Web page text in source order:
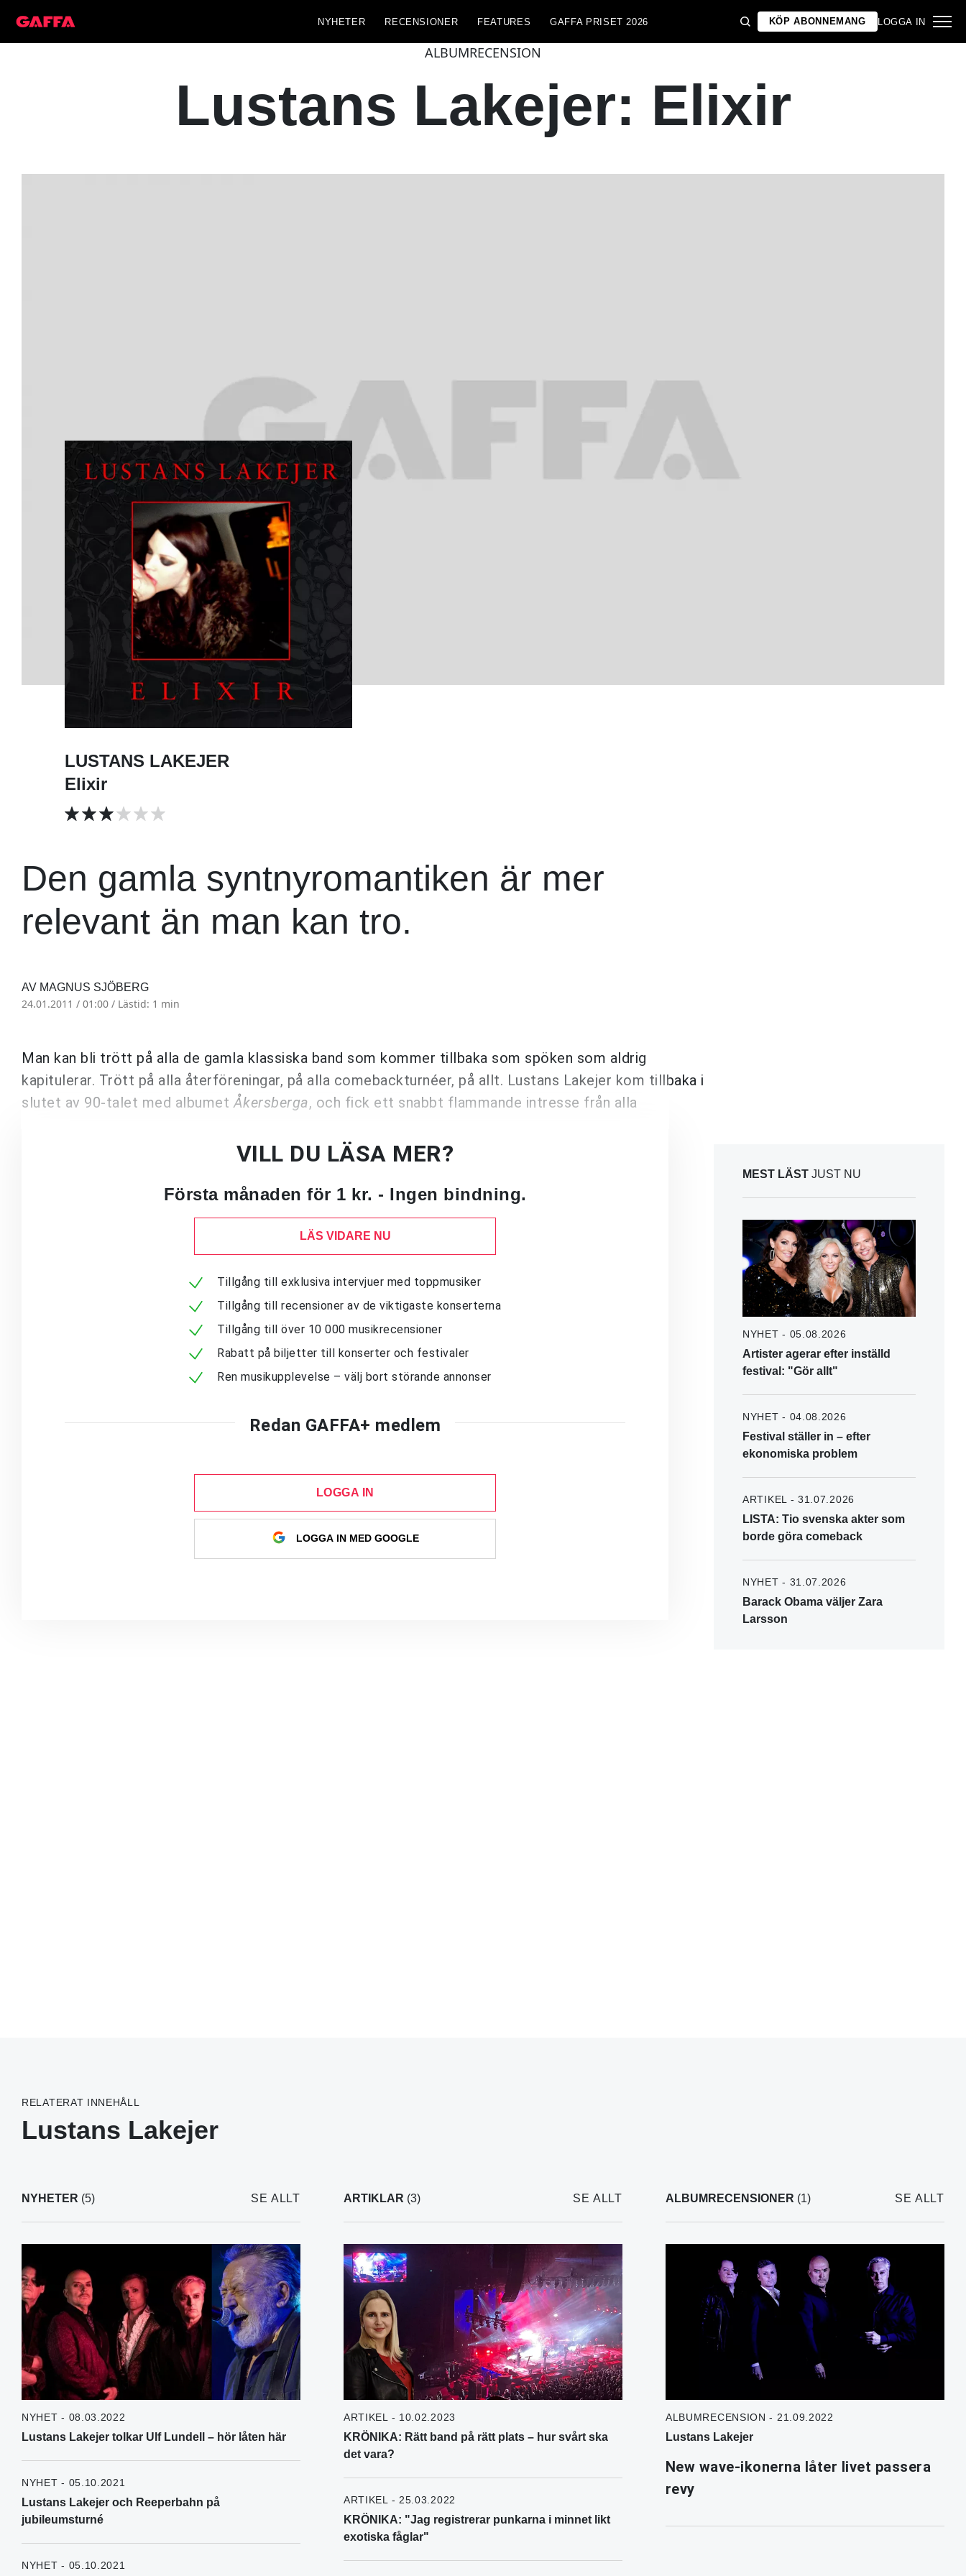
NYHETER RECENSIONER FEATURES GAFFA PRISET 2026 KÖP ABONNEMANG LOGGA IN
ALBUMRECENSION
Lustans Lakejer: Elixir
LUSTANS LAKEJER
Elixir
Den gamla syntnyromantiken är mer
relevant än man kan tro.
AV MAGNUS SJÖBERG
24.01.2011 / 01:00 / Lästid: 1 min
Man kan bli trött på alla de gamla klassiska band som kommer tillbaka som spöken som aldrig
kapitulerar. Trött på alla återföreningar, på alla comebackturnéer, på allt. Lustans Lakejer kom tillbaka i
slutet av 90-talet med albumet Åkersberga, och fick ett snabbt flammande intresse från alla
VILL DU LÄSA MER?
Första månaden för 1 kr. - Ingen bindning.
LÄS VIDARE NU
Tillgång till exklusiva intervjuer med toppmusiker
Tillgång till recensioner av de viktigaste konserterna
Tillgång till över 10 000 musikrecensioner
Rabatt på biljetter till konserter och festivaler
Ren musikupplevelse – välj bort störande annonser
Redan GAFFA+ medlem
LOGGA IN
LOGGA IN MED GOOGLE
MEST LÄST JUST NU
NYHET - 05.08.2026
Artister agerar efter inställd
festival: "Gör allt"
NYHET - 04.08.2026
Festival ställer in – efter
ekonomiska problem
ARTIKEL - 31.07.2026
LISTA: Tio svenska akter som
borde göra comeback
NYHET - 31.07.2026
Barack Obama väljer Zara
Larsson
RELATERAT INNEHÅLL
Lustans Lakejer
NYHETER (5) SE ALLT
NYHET - 08.03.2022
Lustans Lakejer tolkar Ulf Lundell – hör låten här
NYHET - 05.10.2021
Lustans Lakejer och Reeperbahn på
jubileumsturné
NYHET - 05.10.2021
ARTIKLAR (3) SE ALLT
ARTIKEL - 10.02.2023
KRÖNIKA: Rätt band på rätt plats – hur svårt ska
det vara?
ARTIKEL - 25.03.2022
KRÖNIKA: "Jag registrerar punkarna i minnet likt
exotiska fåglar"
ALBUMRECENSIONER (1) SE ALLT
ALBUMRECENSION - 21.09.2022
Lustans Lakejer
New wave-ikonerna låter livet passera
revy